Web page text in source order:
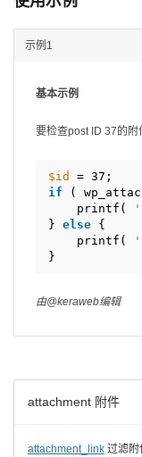
attachment 附件
attachment_link 过滤附
示例1
基本示例
要检查post ID 37的附
$id
= 37;
if
(
printf(
} else {
printf(
}
由@keraweb编辑